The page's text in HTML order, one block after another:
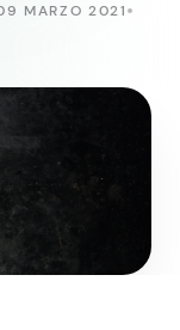
MARZO 2021